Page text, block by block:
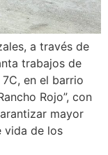
a través de
trabajos de
en el barrio
Rojo”, con
mayor
vida de los